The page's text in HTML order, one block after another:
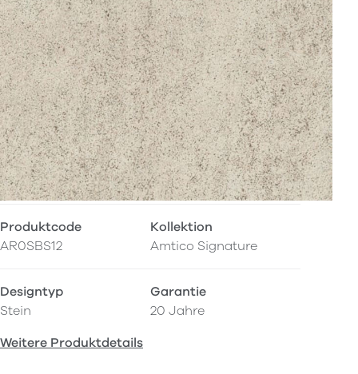
Produktcode
AR0SBS12
Kollektion
Amtico Signature
Designtyp
Stein
Garantie
20 Jahre
Weitere Produktdetails